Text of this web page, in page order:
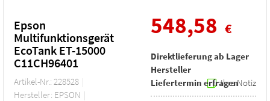
Epson
Multifunktionsgerät
EcoTank ET-15000
C11CH96401
Artikel-Nr.: 228528
Hersteller: EPSON
548,58 €
Direktlieferung ab Lager
Hersteller
Liefertermin erfragenIhre Notiz